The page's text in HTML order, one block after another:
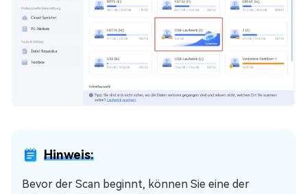
Hinweis:
Bevor der Scan beginnt, können Sie eine der